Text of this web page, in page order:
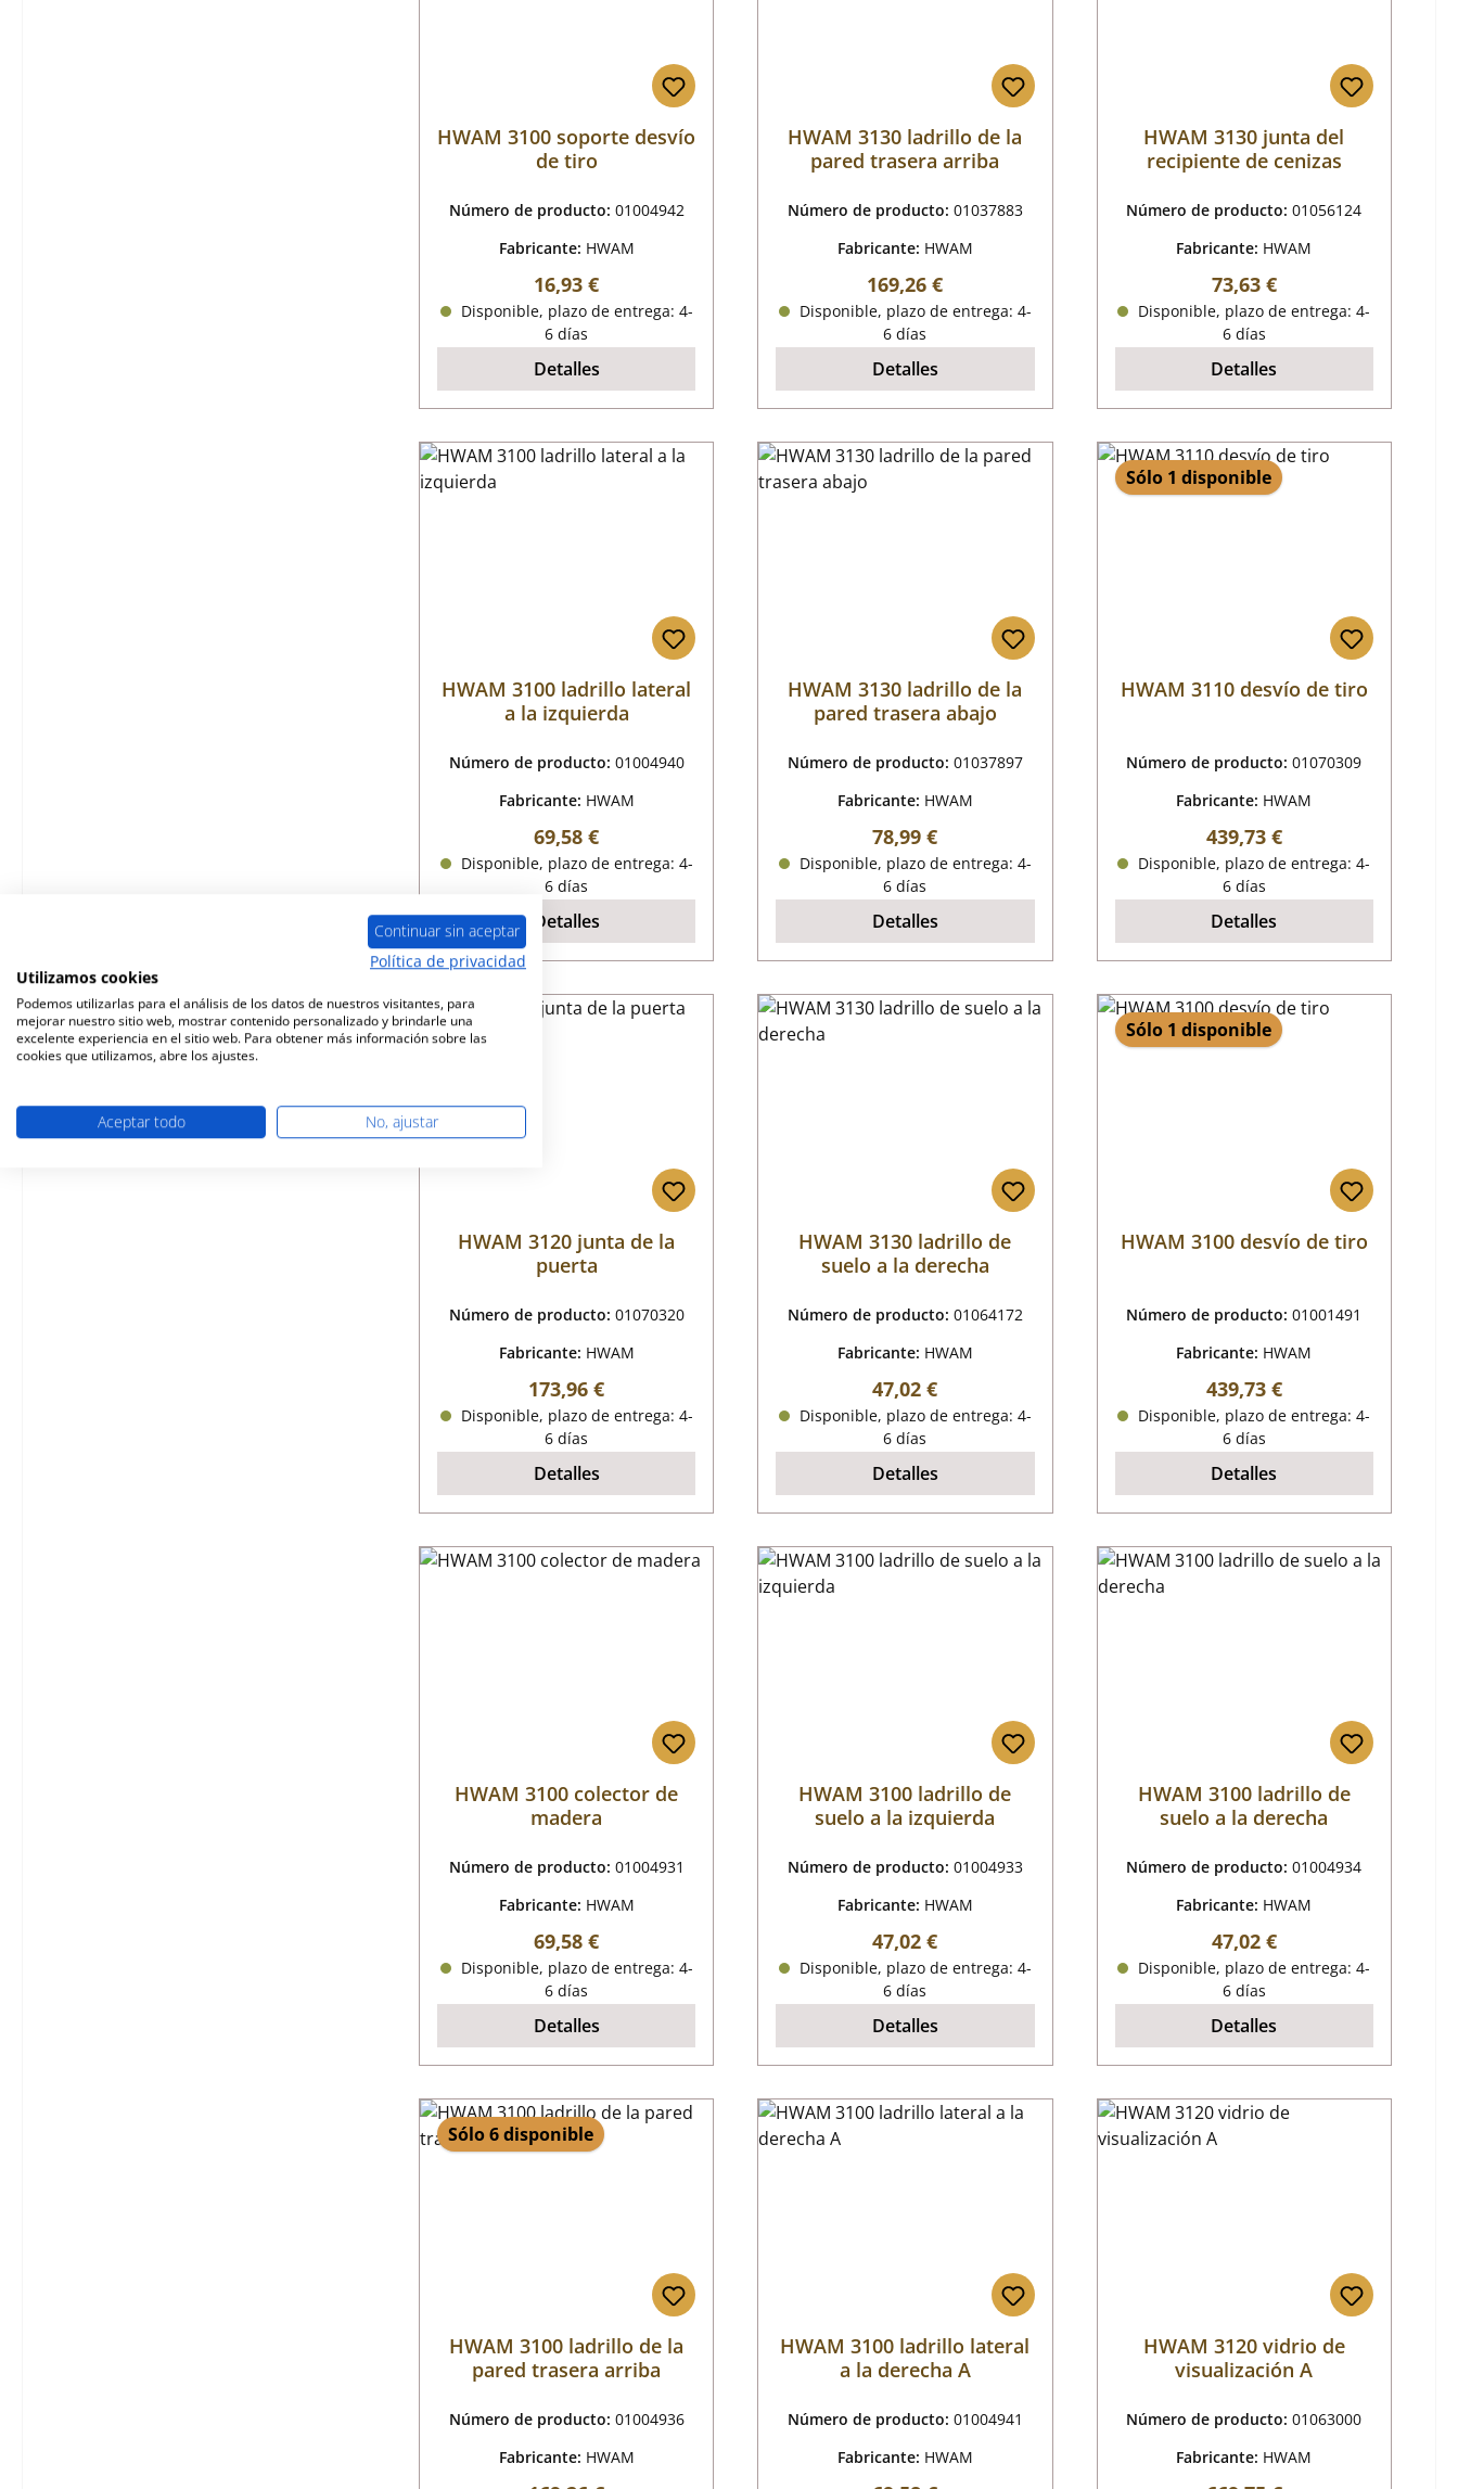
HWAM 3100 soporte desvío
de tiro
Número de producto: 01004942
Fabricante: HWAM
Precio normal:
16,93 €
Disponible, plazo de entrega: 4-
6 días
Detalles
HWAM 3130 ladrillo de la
pared trasera arriba
Número de producto: 01037883
Fabricante: HWAM
Precio normal:
169,26 €
Disponible, plazo de entrega: 4-
6 días
Detalles
HWAM 3130 junta del
recipiente de cenizas
Número de producto:01056124
Fabricante: HWAM
Precio normal:
73,63 €
Disponible, plazo de entrega: 4-
6 días
Detalles
HWAM 3100 ladrillo lateral
a la izquierda
Número de producto: 01004940
Fabricante: HWAM
Precio normal:
69,58 €
Disponible, plazo de entrega: 4-
6 días
Detalles
HWAM 3130 ladrillo de la
pared trasera abajo
Número de producto: 01037897
Fabricante: HWAM
Precio normal:
78,99 €
Disponible, plazo de entrega: 4-
6 días
Detalles
Sólo 1 disponible
HWAM 3110 desvío de tiro
Número de producto:01070309
Fabricante: HWAM
Precio normal:
439,73 €
Disponible, plazo de entrega: 4-
6 días
Detalles
HWAM 3120 junta de la
puerta
Número de producto: 01070320
Fabricante: HWAM
Precio normal:
173,96 €
Disponible, plazo de entrega: 4-
6 días
Detalles
HWAM 3130 ladrillo de
suelo a la derecha
Número de producto: 01064172
Fabricante: HWAM
Precio normal:
47,02 €
Disponible, plazo de entrega: 4-
6 días
Detalles
Sólo 1 disponible
HWAM 3100 desvío de tiro
Número de producto:01001491
Fabricante: HWAM
Precio normal:
439,73 €
Disponible, plazo de entrega: 4-
6 días
Detalles
HWAM 3100 colector de
madera
Número de producto: 01004931
Fabricante: HWAM
Precio normal:
69,58 €
Disponible, plazo de entrega: 4-
6 días
Detalles
HWAM 3100 ladrillo de
suelo a la izquierda
Número de producto: 01004933
Fabricante: HWAM
Precio normal:
47,02 €
Disponible, plazo de entrega: 4-
6 días
Detalles
HWAM 3100 ladrillo de
suelo a la derecha
Número de producto:01004934
Fabricante: HWAM
Precio normal:
47,02 €
Disponible, plazo de entrega: 4-
6 días
Detalles
Sólo 6 disponible
HWAM 3100 ladrillo de la
pared trasera arriba
Número de producto: 01004936
Fabricante: HWAM
HWAM 3100 ladrillo lateral
a la derecha A
Número de producto: 01004941
Fabricante: HWAM
HWAM 3120 vidrio de
visualización A
Número de producto:01063000
Fabricante: HWAM
Continuar sin aceptar
Política de privacidad
Utilizamos cookies
Podemos utilizarlas para el análisis de los datos de nuestros visitantes, para
mejorar nuestro sitio web, mostrar contenido personalizado y brindarle una
excelente experiencia en el sitio web. Para obtener más información sobre las
cookies que utilizamos, abre los ajustes.
Aceptar todo No, ajustar